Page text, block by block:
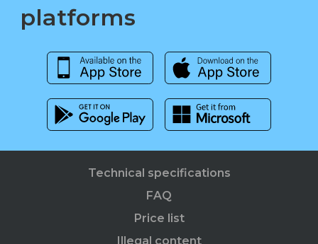
platforms
Technical specifications
FAQ
Price list
Illegal content